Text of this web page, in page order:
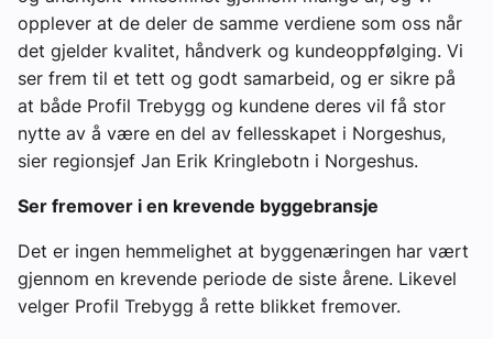
opplever at de deler de samme verdiene som oss når
det gjelder kvalitet, håndverk og kundeoppfølging. Vi
ser frem til et tett og godt samarbeid, og er sikre på
at både Profil Trebygg og kundene deres vil få stor
nytte av å være en del av fellesskapet i Norgeshus,
sier regionsjef Jan Erik Kringlebotn i Norgeshus.
Ser fremover i en krevende byggebransje
Det er ingen hemmelighet at byggenæringen har vært
gjennom en krevende periode de siste årene. Likevel
velger Profil Trebygg å rette blikket fremover.